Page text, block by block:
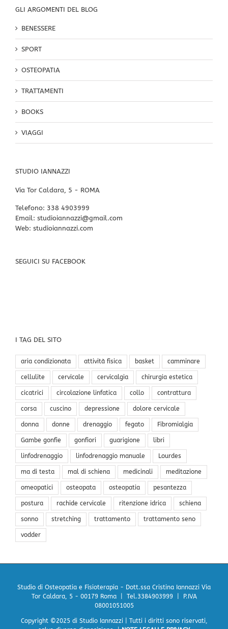
GLI ARGOMENTI DEL BLOG
BENESSERE
SPORT
OSTEOPATIA
TRATTAMENTI
BOOKS
VIAGGI
STUDIO IANNAZZI
Via Tor Caldara, 5 - ROMA
Telefono: 338 4903999
Email: studioiannazzi@gmail.com
Web: studioiannazzi.com
SEGUICI SU FACEBOOK
I TAG DEL SITO
aria condizionata attività fisica basket camminare
cellulite cervicale cervicalgia chirurgia estetica
cicatrici circolazione linfatica collo contrattura
corsa cuscino depressione dolore cervicale
donna donne drenaggio fegato Fibromialgia
Gambe gonfie gonfiori guarigione libri
linfodrenaggio linfodrenaggio manuale Lourdes
ma di testa mal di schiena medicinali meditazione
omeopatici osteopata osteopatia pesantezza
postura rachide cervicale ritenzione idrica schiena
sonno stretching trattamento trattamento seno
vodder
Studio di Osteopatia e Fisioterapia - Dott.ssa Cristina Iannazzi Via
Tor Caldara, 5 - 00179 Roma | Tel.3384903999 | P.IVA
08001051005
Copyright ©2025 di Studio Iannazzi | Tutti i diritti sono riservati,